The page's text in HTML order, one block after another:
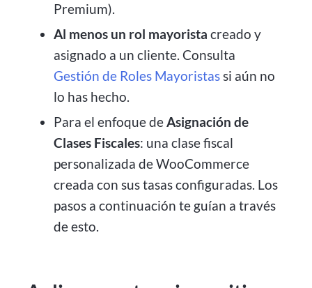
Premium).
Al menos un rol mayorista creado y
asignado a un cliente. Consulta
Gestión de Roles Mayoristassi aún no
lo has hecho.
Para el enfoque deAsignación de
Clases Fiscales: una clase fiscal
personalizada de WooCommerce
creada con sus tasas configuradas. Los
pasos a continuación te guían a través
de esto.